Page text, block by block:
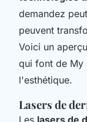
demandez
peuvent
Voici un
qui font de My
l'esthétique.
Lasers de
Les lasers de